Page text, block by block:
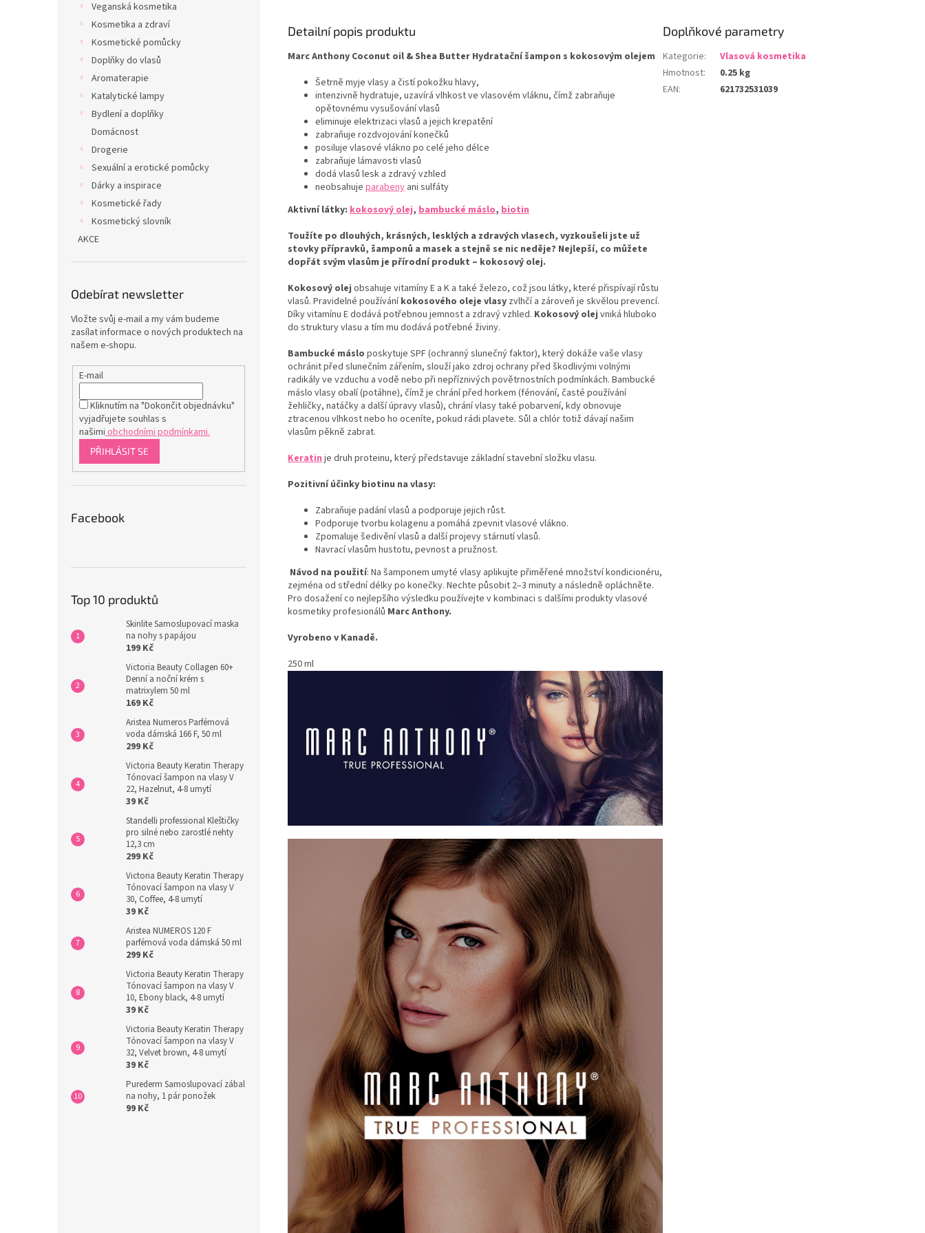
Veganská kosmetika
Kosmetika a zdraví
Kosmetické pomůcky
Doplňky do vlasů
Aromaterapie
Katalytické lampy
Bydlení a doplňky
Domácnost
Drogerie
Sexuální a erotické pomůcky
Dárky a inspirace
Kosmetické řady
Kosmetický slovník
AKCE
Odebírat newsletter
Vložte svůj e-mail a my vám budeme
zasílat informace o nových produktech na
našem e-shopu.
E-mail
Kliknutím na "Dokončit objednávku"
vyjadřujete souhlas s
našimiobchodními podmínkami.
PŘIHLÁSIT SE
Facebook
Top 10 produktů
Skinlite Samoslupovací maska
na nohy s papájou
199 Kč
Victoria Beauty Collagen 60+
Denní a noční krém s
matrixylem 50 ml
169 Kč
Aristea Numeros Parfémová
voda dámská 166 F, 50 ml
299 Kč
Victoria Beauty Keratin Therapy
Tónovací šampon na vlasy V
22, Hazelnut, 4-8 umytí
39 Kč
Standelli professional Kleštičky
pro silné nebo zarostlé nehty
12,3 cm
299 Kč
Victoria Beauty Keratin Therapy
Tónovací šampon na vlasy V
30, Coffee, 4-8 umytí
39 Kč
Aristea NUMEROS 120 F
parfémová voda dámská 50 ml
299 Kč
Victoria Beauty Keratin Therapy
Tónovací šampon na vlasy V
10, Ebony black, 4-8 umytí
39 Kč
Victoria Beauty Keratin Therapy
Tónovací šampon na vlasy V
32, Velvet brown, 4-8 umytí
39 Kč
Purederm Samoslupovací zábal
na nohy, 1 pár ponožek
99 Kč
Detailní popis produktu
Marc Anthony Coconut oil & Shea Butter Hydratační šampon s kokosovým olejem
Šetrně myje vlasy a čistí pokožku hlavy,
intenzivně hydratuje, uzavírá vlhkost ve vlasovém vláknu, čímž zabraňuje
opětovnému vysušování vlasů
eliminuje elektrizaci vlasů a jejich krepatění
zabraňuje rozdvojování konečků
posiluje vlasové vlákno po celé jeho délce
zabraňuje lámavosti vlasů
dodá vlasů lesk a zdravý vzhled
neobsahuje parabeny ani sulfáty
Aktivní látky: kokosový olej, bambucké máslo, biotin
Toužíte po dlouhých, krásných, lesklých a zdravých vlasech, vyzkoušeli jste už
stovky přípravků, šamponů a masek a stejně se nic neděje? Nejlepší, co můžete
dopřát svým vlasům je přírodní produkt – kokosový olej.
Kokosový olej obsahuje vitamíny E a K a také železo, což jsou látky, které přispívají růstu
vlasů. Pravidelné používáníkokosového oleje vlasy zvlhčí a zároveň je skvělou prevencí.
Díky vitamínu E dodává potřebnou jemnost a zdravý vzhled. Kokosový olej vniká hluboko
do struktury vlasu a tím mu dodává potřebné živiny.
Bambucké máslo poskytuje SPF (ochranný slunečný faktor), který dokáže vaše vlasy
ochránit před slunečním zářením, slouží jako zdroj ochrany před škodlivými volnými
radikály ve vzduchu a vodě nebo při nepříznivých povětrnostních podmínkách. Bambucké
máslo vlasy obalí (potáhne), čímž je chrání před horkem (fénování, časté používání
žehličky, natáčky a další úpravy vlasů), chrání vlasy také pobarvení, kdy obnovuje
ztracenou vlhkost nebo ho oceníte, pokud rádi plavete. Sůl a chlór totiž dávají našim
vlasům pěkně zabrat.
Keratinje druh proteinu, který představuje základní stavební složku vlasu.
Pozitivní účinky biotinu na vlasy:
Zabraňuje padání vlasů a podporuje jejich růst.
Podporuje tvorbu kolagenu a pomáhá zpevnit vlasové vlákno.
Zpomaluje šedivění vlasů a další projevy stárnutí vlasů.
Navrací vlasům hustotu, pevnost a pružnost.
Návod na použití: Na šamponem umyté vlasy aplikujte přiměřené množství kondicionéru,
zejména od střední délky po konečky. Nechte působit 2–3 minuty a následně opláchněte.
Pro dosažení co nejlepšího výsledku používejte v kombinaci s dalšími produkty vlasové
kosmetiky profesionálů Marc Anthony.
Vyrobeno v Kanadě.
250 ml
Doplňkové parametry
Kategorie:
Vlasová kosmetika
Hmotnost:
0.25 kg
EAN: 621732531039